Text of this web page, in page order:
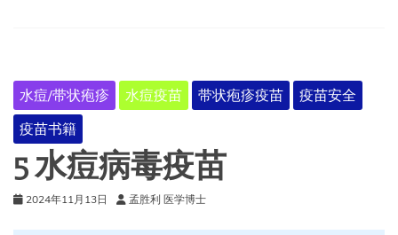
苗/
风
疹
病
疫
水
水痘/带状疱疹 水痘疫苗 带状疱疹疫苗
疫苗安全
疫苗书籍
5 水痘病毒疫苗
2024年11月13日 孟胜利 医学博士